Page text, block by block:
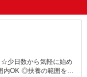
内OK ◎扶養の範囲を超